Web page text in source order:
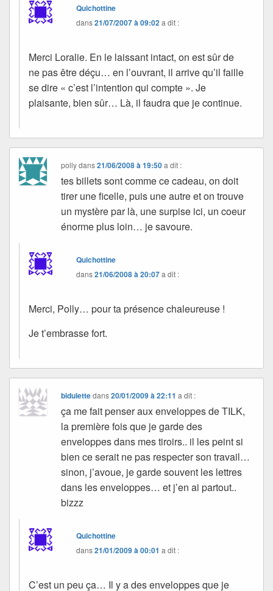
Quichottine
dans21/07/2007 à 09:02a dit :
Merci Loralie. En le laissant intact, on est sûr de
ne pas être déçu… en l’ouvrant, il arrive qu’il faille
se dire « c’est l’intention qui compte ». Je
plaisante, bien sûr… Là, il faudra que je continue.
pollydans21/06/2008 à 19:50 a dit :
tes billets sont comme ce cadeau, on doit
tirer une ficelle, puis une autre et on trouve
un mystère par là, une surpise ici, un coeur
énorme plus loin… je savoure.
Quichottine
dans21/06/2008 à 20:07a dit :
Merci, Polly… pour ta présence chaleureuse !
Je t’embrasse fort.
bidulettedans20/01/2009 à 22:11 a dit :
ça me fait penser aux enveloppes de TILK,
la première fois que je garde des
enveloppes dans mes tiroirs.. il les peint si
bien ce serait ne pas respecter son travail…
sinon, j’avoue, je garde souvent les lettres
dans les enveloppes… et j’en ai partout..
bizzz
Quichottine
dans21/01/2009 à 00:01 a dit :
C’est un peu ça… Il y a des enveloppes que je